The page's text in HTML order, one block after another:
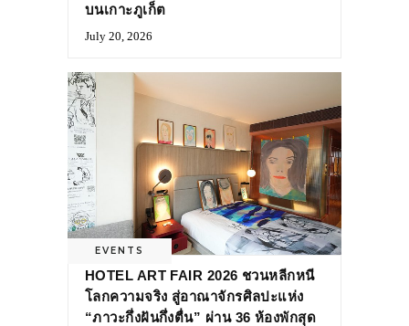
บนเกาะภูเก็ต
July 20, 2026
EVENTS
HOTEL ART FAIR 2026 ชวนหลีกหนี
โลกความจริง สู่อาณาจักรศิลปะแห่ง
“ภาวะกึ่งฝันกึ่งตื่น” ผ่าน 36 ห้องพักสุด